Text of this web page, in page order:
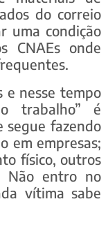
do correio
uma condição
CNAEs onde
e nesse tempo
trabalho” é
segue fazendo
em empresas;
físico, outros
Não entro no
vítima sabe